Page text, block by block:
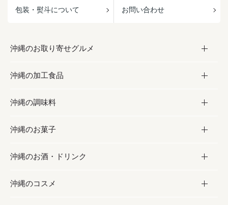
包装・熨斗について お問い合わせ
沖縄のお取り寄せグルメ
お取り寄せグルメ
フルーツ・野菜
お肉
海産物
沖縄の加工食品
加工食品
缶詰／パウチ
沖縄料理
沖縄そば／乾麺
沖縄の調味料
調味料
砂糖／黒砂糖
塩
沖縄のお菓子
お菓子
黒糖
沖縄のお酒・ドリンク
お酒・ドリンク
沖縄のコスメ